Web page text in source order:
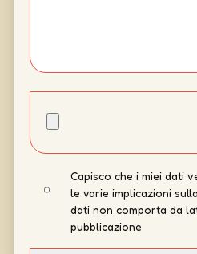
Capisco che i miei dati
le varie implicazioni
dati non comporta da
pubblicazione